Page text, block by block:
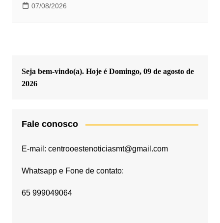
07/08/2026
Seja bem-vindo(a). Hoje é Domingo, 09 de agosto de
2026
Fale conosco
E-mail: centrooestenoticiasmt@gmail.com
Whatsapp e Fone de contato:
65 999049064